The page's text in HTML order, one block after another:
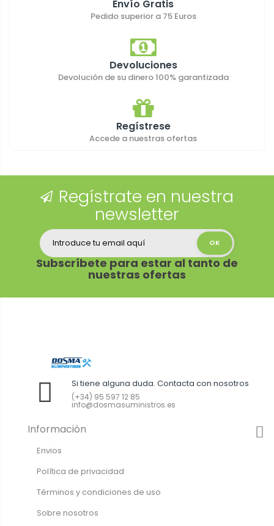
Envío Gratis
Pedido superior a 75 Euros
Devoluciones
Devolución de su dinero 100% garantizada
Regístrese
Accede a nuestras ofertas
Regístrate en nuestra
newsletter
Subscríbete para estar al tanto de
nuestras ofertas
Si tiene alguna duda. Contacta con nosotros
(+34) 95 597 12 85
info@dosmasuministros.es
Información
Envios
Política de privacidad
Términos y condiciones de uso
Sobre nosotros